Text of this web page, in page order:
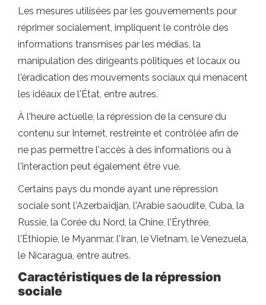
Les mesures utilisées par les gouvernements pour
réprimer socialement, impliquent le contrôle des
informations transmises par les médias, la
manipulation des dirigeants politiques et locaux ou
l'éradication des mouvements sociaux qui menacent
les idéaux de l'État, entre autres.
À l'heure actuelle, la répression de la censure du
contenu sur Internet, restreinte et contrôlée afin de
ne pas permettre l'accès à des informations ou à
l'interaction peut également être vue.
Certains pays du monde ayant une répression
sociale sont l'Azerbaïdjan, l'Arabie saoudite, Cuba, la
Russie, la Corée du Nord, la Chine, l'Érythrée,
l'Éthiopie, le Myanmar, l'Iran, le Vietnam, le Venezuela,
le Nicaragua, entre autres.
Caractéristiques de la répression
sociale